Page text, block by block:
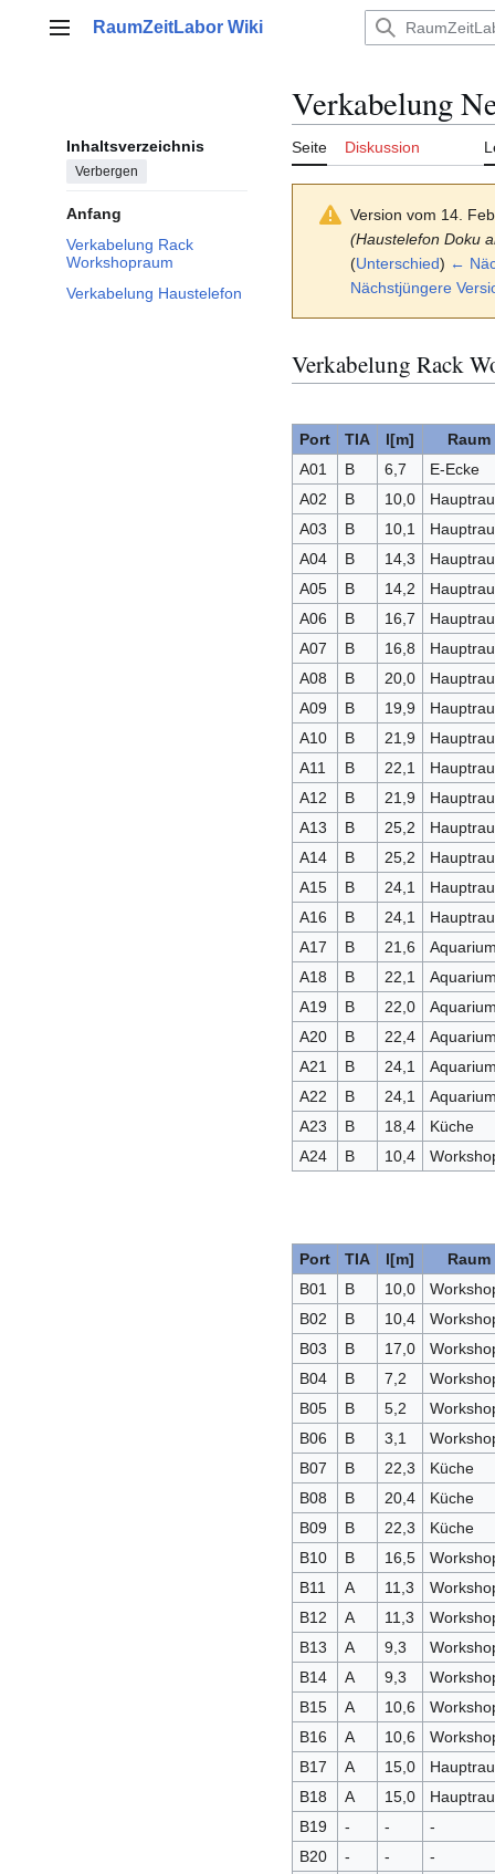
Hauptmenü
RaumZeitLabor Wiki
Inhaltsverzeichnis
Verbergen
Anfang
Verkabelung Rack
Workshopraum
Verkabelung Haustelefon
Verkabelung
Seite Diskussion
Version vom 14.
(Haustelefon Doku
(Unterschied) ←
Nächstjüngere
Verkabelung Rack
Port TIA l[m]
Raum
A01
B 6,7
E-Ecke
A02
B 10,0
A03
B 10,1
A04
B 14,3
A05
B 14,2
A06
B 16,7
A07
B 16,8
A08
B 20,0
A09
B 19,9
A10
B 21,9
A11
B 22,1
A12
B 21,9
A13
B 25,2
A14
B 25,2
A15
B 24,1
A16
B 24,1
A17
B 21,6
A18
B 22,1
A19
B 22,0
A20
B 22,4
A21
B 24,1
A22
B 24,1
A23
B 18,4
Küche
A24
B 10,4
Port TIA l[m]
Raum
B01
B 10,0
B02
B 10,4
B03
B 17,0
B04
B 7,2
B05
B 5,2
B06
B 3,1
B07
B 22,3
Küche
B08
B 20,4
Küche
B09
B 22,3
Küche
B10
B 16,5
B11
A 11,3
B12
A 11,3
B13
A 9,3
B14
A 9,3
B15
A 10,6
B16
A 10,6
B17
A 15,0
B18
A 15,0
B19
- -
-
B20
- -
-